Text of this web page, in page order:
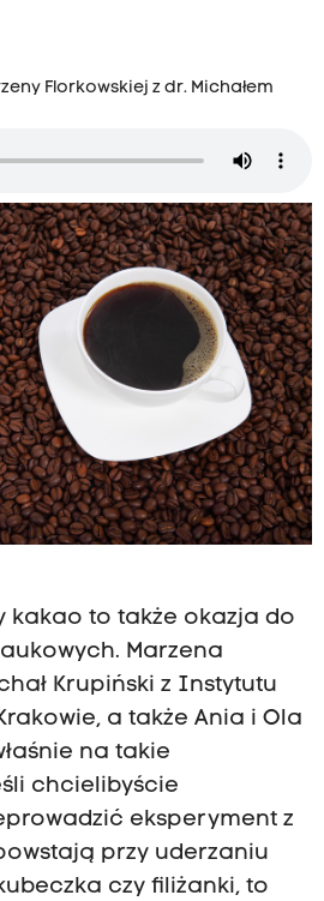
Florkowskiej z dr. Michałem
kakao to także okazja do
Marzena
Krupiński z Instytutu
a także Ania i Ola
na takie
chcielibyście
eksperyment z
przy uderzaniu
czy filiżanki, to